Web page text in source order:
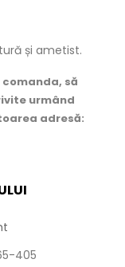
și ametist.
să
urmând
adresă:
405